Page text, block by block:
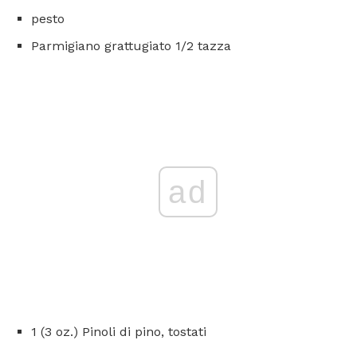
pesto
Parmigiano grattugiato 1/2 tazza
ad
1 (3 oz.) Pinoli di pino, tostati